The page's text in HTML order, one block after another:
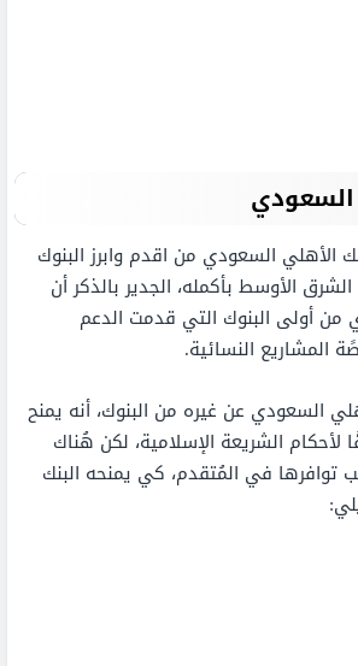
السعودي
الأهلي السعودي من اقدم وابرز البنوك
الأوسط بأكمله، الجدير بالذكر أن
من أولى البنوك التي قدمت الدعم
المشاريع النسائية.
السعودي عن غيره من البنوك، أنه يمنح
لأحكام الشريعة الإسلامية، لكن هُناك
في المُتقدم، كي يمنحه البنك